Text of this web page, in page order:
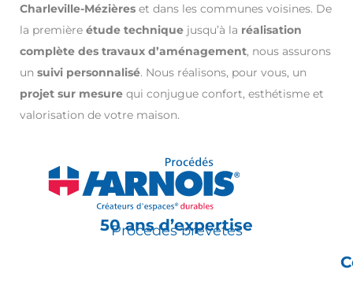
Charleville-Mézières et dans les communes voisines. De
la première étude technique jusqu’à la réalisation
complète des travaux d’aménagement, nous assurons
un suivi personnalisé. Nous réalisons, pour vous, un
projet sur mesure qui conjugue confort, esthétisme et
valorisation de votre maison.
50 ans d’expertise
Procédés brevetés